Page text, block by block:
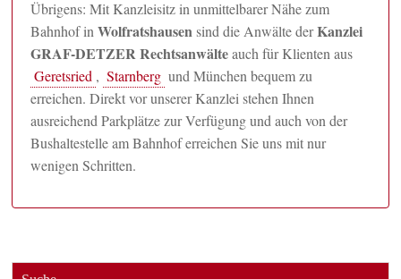
Übrigens: Mit Kanzleisitz in unmittelbarer Nähe zum
Bahnhof inWolfratshausensind die Anwälte derKanzlei
GRAF-DETZER Rechtsanwälteauch für Klienten aus
Geretsried , Starnberg und München bequem zu
erreichen. Direkt vor unserer Kanzlei stehen Ihnen
ausreichend Parkplätze zur Verfügung und auch von der
Bushaltestelle am Bahnhof erreichen Sie uns mit nur
wenigen Schritten.